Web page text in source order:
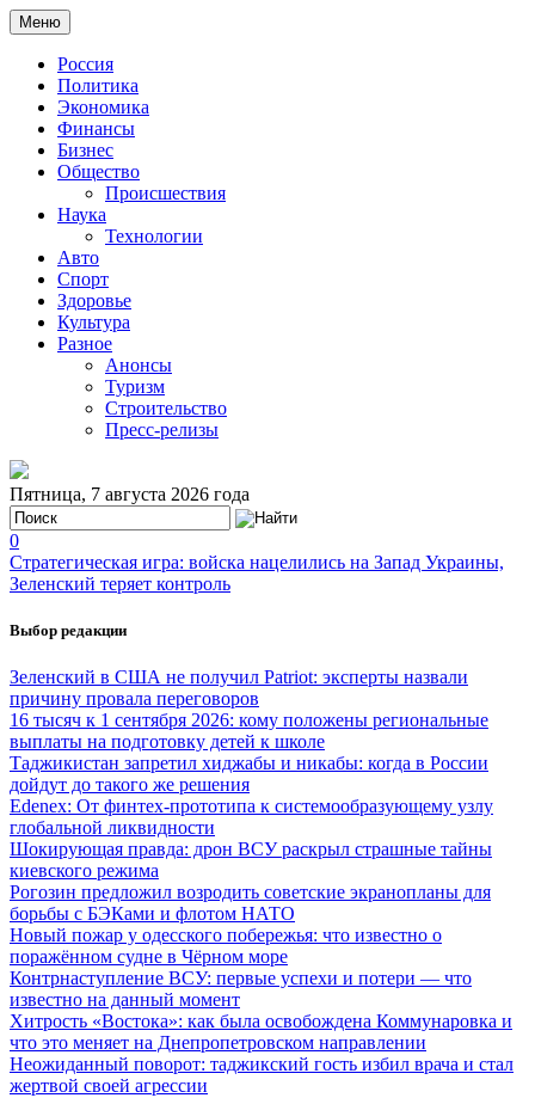
Меню
Россия
Политика
Экономика
Финансы
Бизнес
Общество
Происшествия
Наука
Технологии
Авто
Спорт
Здоровье
Культура
Разное
Анонсы
Туризм
Строительство
Пресс-релизы
Пятница, 7 августа 2026 года
0
Стратегическая игра: войска нацелились на Запад Украины,
Зеленский теряет контроль
Выбор редакции
Зеленский в США не получил Patriot: эксперты назвали
причину провала переговоров
16 тысяч к 1 сентября 2026: кому положены региональные
выплаты на подготовку детей к школе
Таджикистан запретил хиджабы и никабы: когда в России
дойдут до такого же решения
Edenex: От финтех-прототипа к системообразующему узлу
глобальной ликвидности
Шокирующая правда: дрон ВСУ раскрыл страшные тайны
киевского режима
Рогозин предложил возродить советские экранопланы для
борьбы с БЭКами и флотом НАТО
Новый пожар у одесского побережья: что известно о
поражённом судне в Чёрном море
Контрнаступление ВСУ: первые успехи и потери — что
известно на данный момент
Хитрость «Востока»: как была освобождена Коммунаровка и
что это меняет на Днепропетровском направлении
Неожиданный поворот: таджикский гость избил врача и стал
жертвой своей агрессии